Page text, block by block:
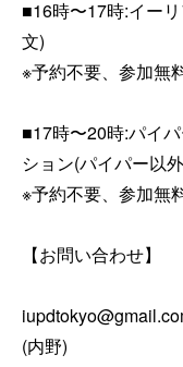
■16時〜17時:イー
文)
※予約不要、参加無
■17時〜20時:パイ
ション(パイパー以
※予約不要、参加無
【お問い合わせ】
(内野)